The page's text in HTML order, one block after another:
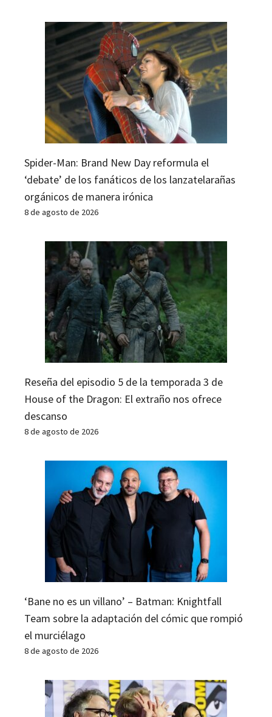
Spider-Man: Brand New Day reformula el
‘debate’ de los fanáticos de los lanzatelarañas
orgánicos de manera irónica
8 de agosto de 2026
Reseña del episodio 5 de la temporada 3 de
House of the Dragon: El extraño nos ofrece
descanso
8 de agosto de 2026
‘Bane no es un villano’ – Batman: Knightfall
Team sobre la adaptación del cómic que rompió
el murciélago
8 de agosto de 2026